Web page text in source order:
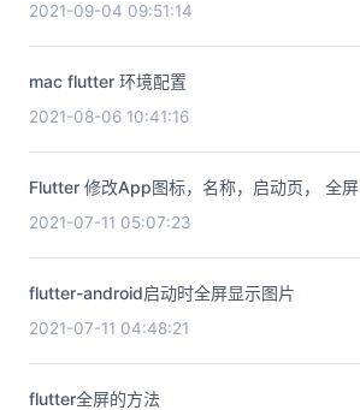
2021-09-04 09:51:14
mac flutter 环境配置
2021-08-06 10:41:16
Flutter 修改App图标，名称，启动页， 全屏
2021-07-11 05:07:23
flutter-android启动时全屏显示图片
2021-07-11 04:48:21
flutter全屏的方法